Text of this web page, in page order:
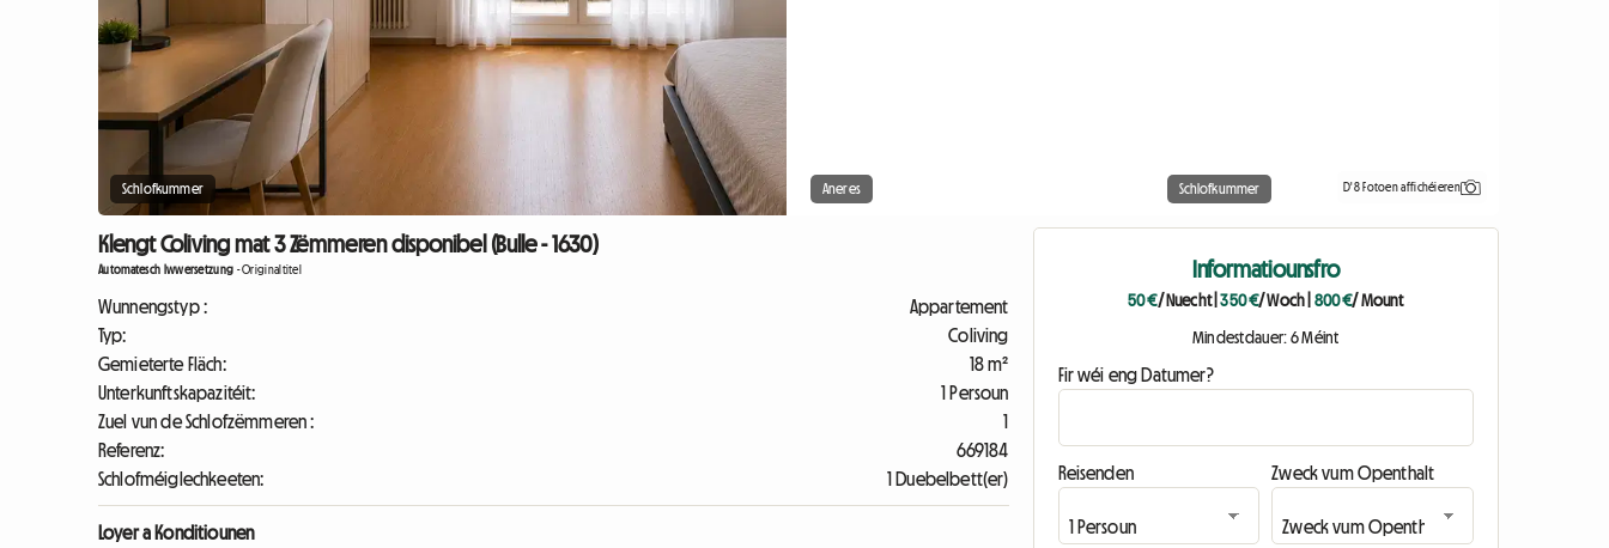
Schlofkummer Aneres Schlofkummer D'8 Fotoen affichéieren
Klengt Coliving mat 3 Zëmmeren disponibel (Bulle - 1630)
Automatesch Iwwersetzung -Originaltitel
Wunnengstyp :
Appartement
Typ:
Coliving
Gemieterte Fläch:
18 m²
Unterkunftskapazitéit:
1 Persoun
Zuel vun de Schlofzëmmeren :
1
Referenz:
669184
Schlofméiglechkeeten:
1 Duebelbett(er)
Loyer a Konditiounen
Informatiounsfro
50 €/ Nuecht|350 €/ Woch 800 €/ Mount
Mindestdauer: 6 Méint
Fir wéi eng Datumer?
Reisenden Zweck vum Openthalt